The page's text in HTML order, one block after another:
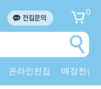
0
온라인전집 매장전집